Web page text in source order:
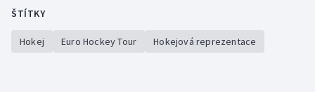
ŠTÍTKY
Hokej Euro Hockey Tour Hokejová reprezentace